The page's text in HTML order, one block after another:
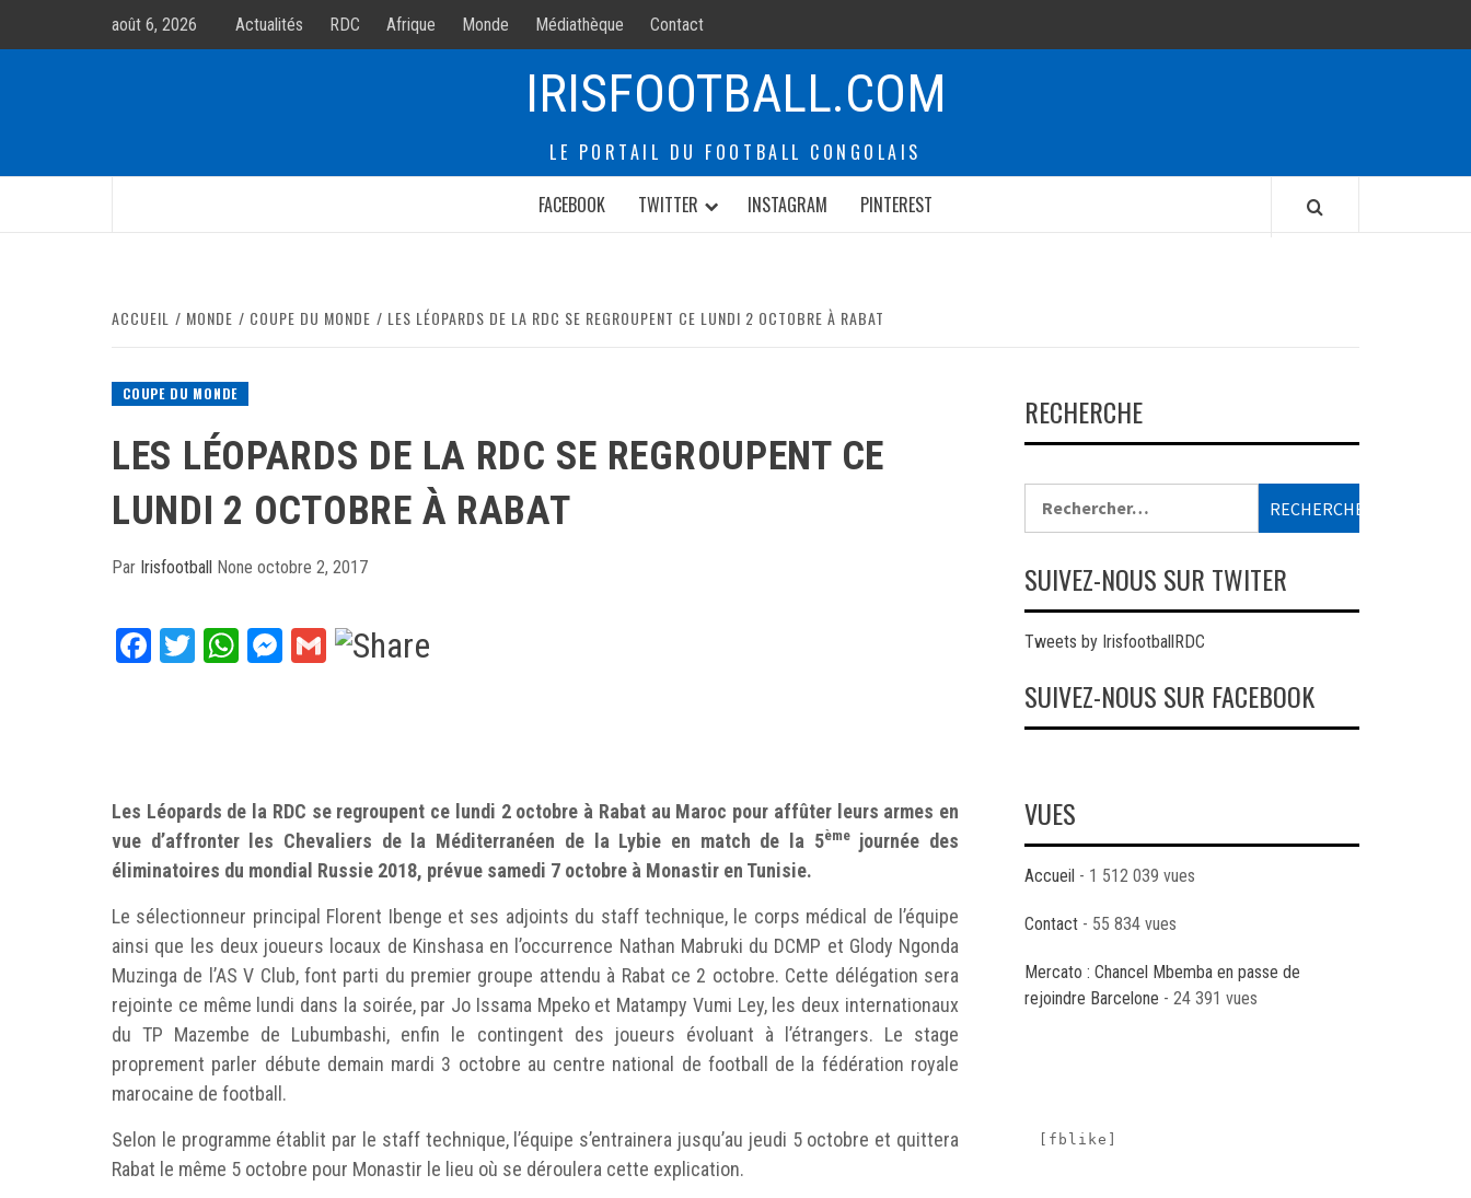
août 6, 2026 Actualités RDC Afrique Monde Médiathèque Contact
IRISFOOTBALL.COM
LE PORTAIL DU FOOTBALL CONGOLAIS
FACEBOOK
TWITTER INSTAGRAM PINTEREST
ACCUEIL MONDE COUPE DU MONDE LES LÉOPARDS DE LA RDC SE REGROUPENT CE LUNDI 2 OCTOBRE À RABAT
COUPE DU MONDE
LES LÉOPARDS DE LA RDC SE REGROUPENT CE
LUNDI 2 OCTOBRE À RABAT
Par Irisfootball None octobre 2, 2017
Facebook
TwitterWhatsApp
Messenger
Gmail
Les Léopards de la RDC se regroupent ce lundi 2 octobre à Rabat au Maroc pour affûter leurs armes en
vue d’affronter les Chevaliers de la Méditerranéen de la Lybie en match de la 5èmejournée des
éliminatoires du mondial Russie 2018, prévue samedi 7 octobre à Monastir en Tunisie.
Le sélectionneur principal Florent Ibenge et ses adjoints du staff technique, le corps médical de l’équipe
ainsi que les deux joueurs locaux de Kinshasa en l’occurrence Nathan Mabruki du DCMP et Glody Ngonda
Muzinga de l’AS V Club, font parti du premier groupe attendu à Rabat ce 2 octobre. Cette délégation sera
rejointe ce même lundi dans la soirée, par Jo Issama Mpeko et Matampy Vumi Ley, les deux internationaux
du TP Mazembe de Lubumbashi, enfin le contingent des joueurs évoluant à l’étrangers. Le stage
proprement parler débute demain mardi 3 octobre au centre national de football de la fédération royale
marocaine de football.
Selon le programme établit par le staff technique, l’équipe s’entrainera jusqu’au jeudi 5 octobre et quittera
Rabat le même 5 octobre pour Monastir le lieu où se déroulera cette explication.
RECHERCHE
SUIVEZ-NOUS SUR TWITER
Tweets by IrisfootballRDC
SUIVEZ-NOUS SUR FACEBOOK
VUES
Accueil - 1 512 039 vues
Contact - 55 834 vues
Mercato : Chancel Mbemba en passe de
rejoindre Barcelone - 24 391 vues
[fblike]